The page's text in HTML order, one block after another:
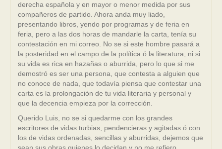
derecha española y en mayor o menor medida por sus
compañeros de partido. Ahora anda muy liado,
presentando libros, yendo por programas y de feria en
feria, pero a las dos horas de mandarle la carta, tenía su
contestación en mi correo. No se si este hombre pasará a
la posteridad en el campo de la política ó la literatura, ni si
su vida es rica en hazañas o aburrida, pero lo que si me
demostró es ser una persona, que contesta a alguien que
no conoce de nada, que todavía piensa que contestar una
carta es la prolongación de tu vida literaria y personal y
que la decencia empieza por la corrección.
Querido Luis, no se si quedarme con los grandes
escritores de vidas turbias, pendencieras y agitadas ó con
los de vidas ordenadas, sencillas y aburridas, dejemos que